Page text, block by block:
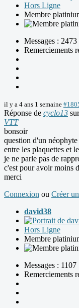
Hors Ligne
Membre
Messages : 2473
Remerciements
il y a 4 ans 1 semaine
Réponse de cyclo13
VTT
bonsoir
question d'un
entre les plaquettes et
je ne parle pas de
c'est pour avoir moins
merci
Connexion ou Créer
david38
Hors Ligne
Membre
Messages : 1107
Remerciements